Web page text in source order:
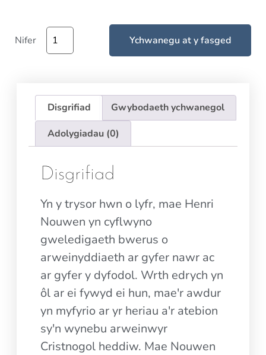
Nifer Ychwanegu at y fasged
Disgrifiad
Gwybodaeth ychwanegol
Adolygiadau (0)
Disgrifiad
Yn y trysor hwn o lyfr, mae Henri
Nouwen yn cyflwyno
gweledigaeth bwerus o
arweinyddiaeth ar gyfer nawr ac
ar gyfer y dyfodol. Wrth edrych yn
ôl ar ei fywyd ei hun, mae'r awdur
yn myfyrio ar yr heriau a'r atebion
sy'n wynebu arweinwyr
Cristnogol heddiw. Mae Nouwen